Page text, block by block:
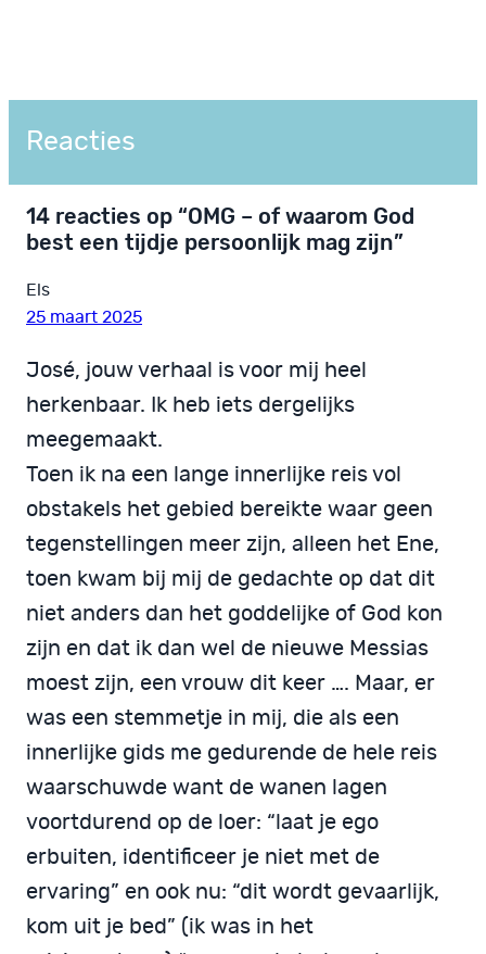
Reacties
14 reacties op “OMG – of waarom God
best een tijdje persoonlijk mag zijn”
Els
25 maart 2025
José, jouw verhaal is voor mij heel
herkenbaar. Ik heb iets dergelijks
meegemaakt.
Toen ik na een lange innerlijke reis vol
obstakels het gebied bereikte waar geen
tegenstellingen meer zijn, alleen het Ene,
toen kwam bij mij de gedachte op dat dit
niet anders dan het goddelijke of God kon
zijn en dat ik dan wel de nieuwe Messias
moest zijn, een vrouw dit keer …. Maar, er
was een stemmetje in mij, die als een
innerlijke gids me gedurende de hele reis
waarschuwde want de wanen lagen
voortdurend op de loer: “laat je ego
erbuiten, identificeer je niet met de
ervaring” en ook nu: “dit wordt gevaarlijk,
kom uit je bed” (ik was in het